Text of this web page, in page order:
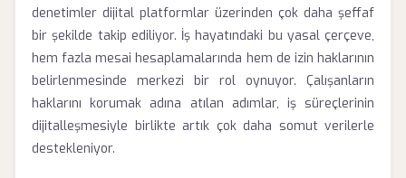
denetimler dijital platformlar üzerinden çok daha şeffaf
bir şekilde takip ediliyor. İş hayatındaki bu yasal çerçeve,
hem fazla mesai hesaplamalarında hem de izin haklarının
belirlenmesinde merkezi bir rol oynuyor. Çalışanların
haklarını korumak adına atılan adımlar, iş süreçlerinin
dijitalleşmesiyle birlikte artık çok daha somut verilerle
destekleniyor.